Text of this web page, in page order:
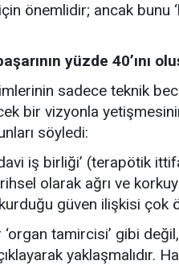
önemlidir; ancak bunu
yüzde 40’ını
sadece teknik
bir vizyonla
söyledi:
iş birliği’ (terapötik
olarak ağrı ve
güven ilişkisi çok
tamircisi’ gibi
yaklaşmalıdır.